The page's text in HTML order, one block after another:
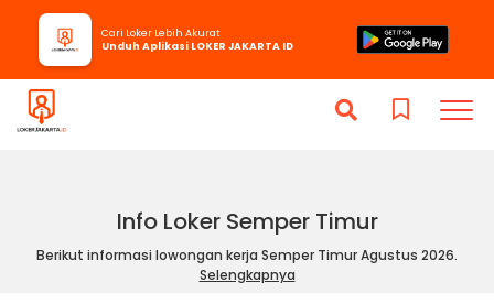
Info Loker Semper Timur
Berikut informasi lowongan kerja Semper Timur Agustus 2026.
Selengkapnya
Cari Loker Lebih Akurat
Unduh Aplikasi LOKER JAKARTA ID